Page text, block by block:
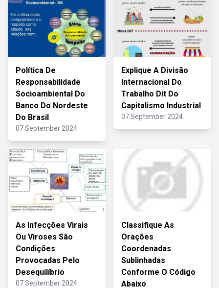
Política De
Responsabilidade
Socioambiental Do
Banco Do Nordeste
Do Brasil
07 September 2024
Explique A Divisão
Internacional Do
Trabalho Dit Do
Capitalismo Industrial
07 September 2024
As Infecções Virais
Ou Viroses São
Condições
Provocadas Pelo
Desequilíbrio
07 September 2024
Classifique As
Orações
Coordenadas
Sublinhadas
Conforme O Código
Abaixo